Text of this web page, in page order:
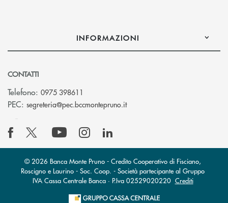
INFORMAZIONI
CONTATTI
Telefono: 0975 398611
PEC: segreteria@pec.bccmontepruno.it(si apre l’app di posta
© 2026 Banca Monte Pruno - Credito Cooperativo di Fisciano,
Roscigno e Laurino - Soc. Coop. - Società partecipante al Gruppo
IVA Cassa Centrale Banca · P.Iva 02529020220 Crediti